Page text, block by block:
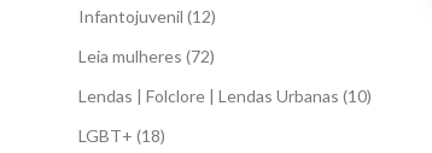
Infantojuvenil (12)
Leia mulheres (72)
Lendas | Folclore | Lendas Urbanas (10)
LGBT+ (18)